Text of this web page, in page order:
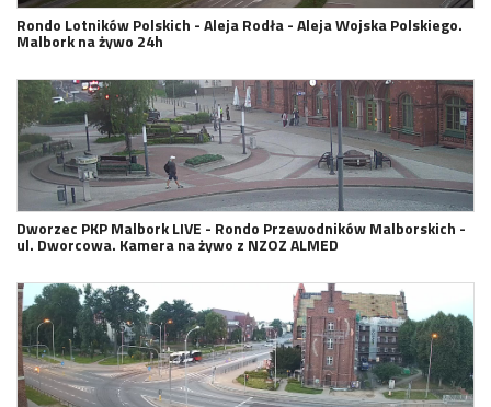
Rondo Lotników Polskich - Aleja Rodła - Aleja Wojska Polskiego.
Malbork na żywo 24h
Dworzec PKP Malbork LIVE - Rondo Przewodników Malborskich -
ul. Dworcowa. Kamera na żywo z NZOZ ALMED